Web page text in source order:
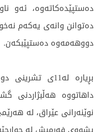
دەستپێدەکاتەوە، ئەو
دەتوانن وانەی یەکەم
دووهەمەوە دەستپێبکەن.
بڕیارە لە11ی
نوێنەرانی عێراق، لە